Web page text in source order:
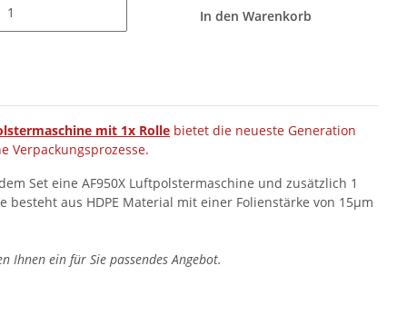
In den Warenkorb
mit 1x Rolle bietet die neueste Generation
Verpackungsprozesse.
Set eine AF950X Luftpolstermaschine und zusätzlich 1
besteht aus HDPE Material mit einer Folienstärke von 15µm
ein für Sie passendes Angebot.